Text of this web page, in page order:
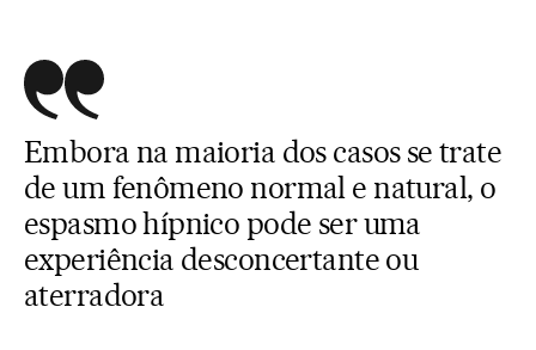
Embora na maioria dos casos se trate
de um fenômeno normal e natural, o
espasmo hípnico pode ser uma
experiência desconcertante ou
aterradora